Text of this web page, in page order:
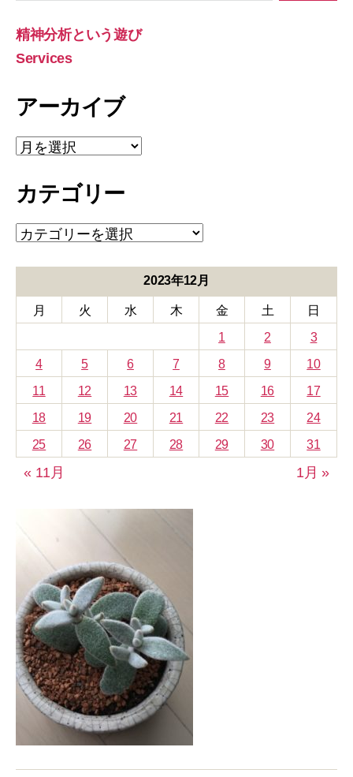
象:
精神分析という遊び
Services
アーカイブ
ア
ー
イ
カテゴリー
カ
テ
ー
2023年12月
月 火 水 木 金 土
日
1
2
3
4
5 6 7 8 9
10
11
12 13 14 15 16
17
18
19 20 21 22 23
24
25
26 27 28 29 30 31
« 11月 1月 »